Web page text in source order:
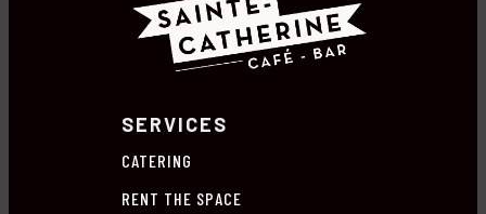
SERVICES
CATERING
RENT THE SPACE